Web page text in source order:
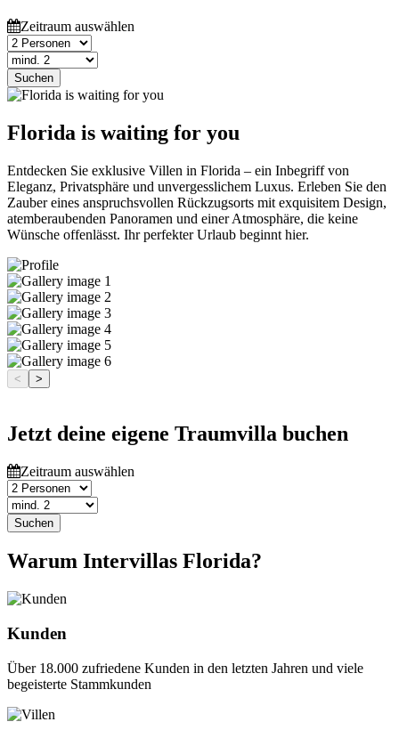
Zeitraum auswählen
Suchen
Florida is waiting for you
Entdecken Sie exklusive Villen in Florida – ein Inbegriff von
Eleganz, Privatsphäre und unvergesslichem Luxus. Erleben Sie den
Zauber eines anspruchsvollen Rückzugsorts mit exquisitem Design,
atemberaubenden Panoramen und einer Atmosphäre, die keine
Wünsche offenlässt. Ihr perfekter Urlaub beginnt hier.
< >
Jetzt deine eigene Traumvilla buchen
Zeitraum auswählen
Suchen
Warum Intervillas Florida?
Kunden
Über 18.000 zufriedene Kunden in den letzten Jahren und viele
begeisterte Stammkunden